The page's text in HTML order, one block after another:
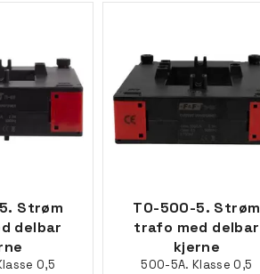
Strøm
delbar
0,5
TO-500-5. Strøm
trafo med delbar
kjerne
500-5A. Klasse 0,5